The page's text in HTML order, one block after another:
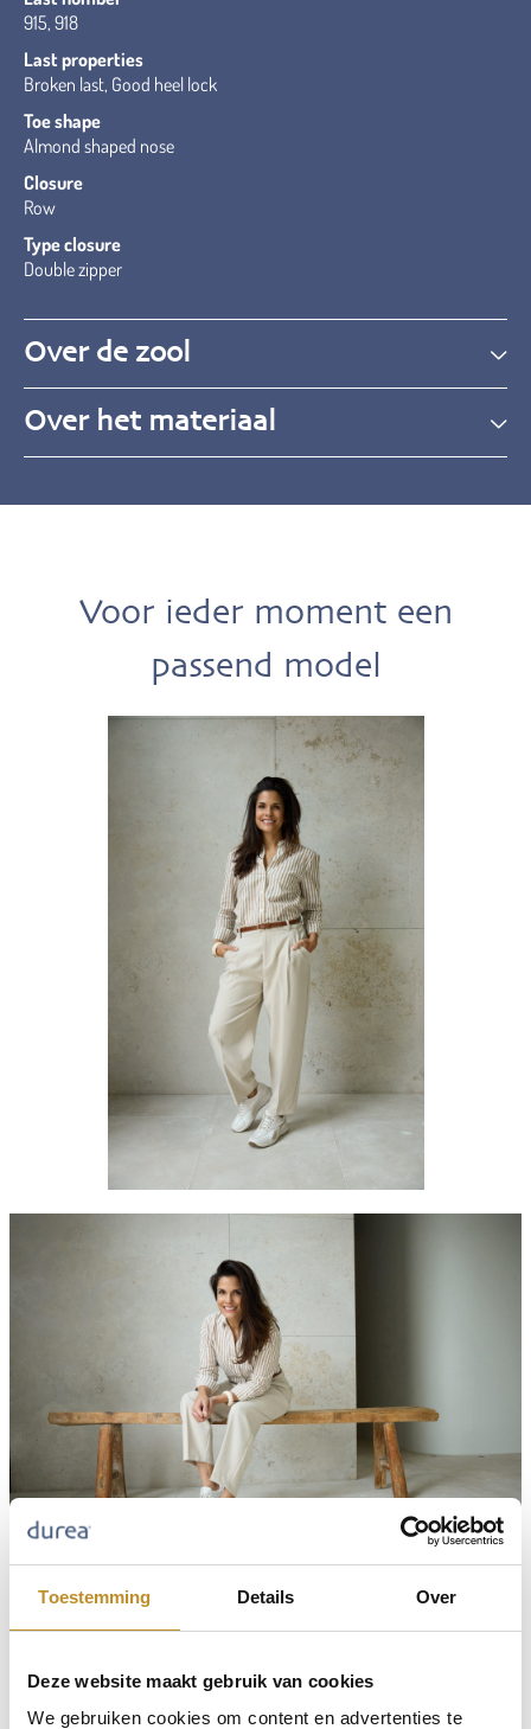
Toestemming Details Over
Deze website maakt gebruik van cookies
We gebruiken cookies om content en advertenties te
915, 918
Last properties
Broken last, Good heel lock
Toe shape
Almond shaped nose
Closure
Row
Type closure
Double zipper
Over de zool
Over het materiaal
Voor ieder moment een
passend model